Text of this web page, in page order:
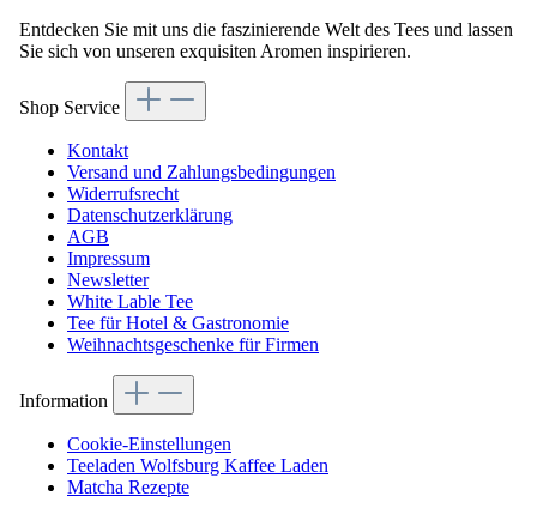
Entdecken Sie mit uns die faszinierende Welt des Tees und lassen
Sie sich von unseren exquisiten Aromen inspirieren.
Shop Service
Kontakt
Versand und Zahlungsbedingungen
Widerrufsrecht
Datenschutzerklärung
AGB
Impressum
Newsletter
White Lable Tee
Tee für Hotel & Gastronomie
Weihnachtsgeschenke für Firmen
Information
Cookie-Einstellungen
Teeladen Wolfsburg Kaffee Laden
Matcha Rezepte